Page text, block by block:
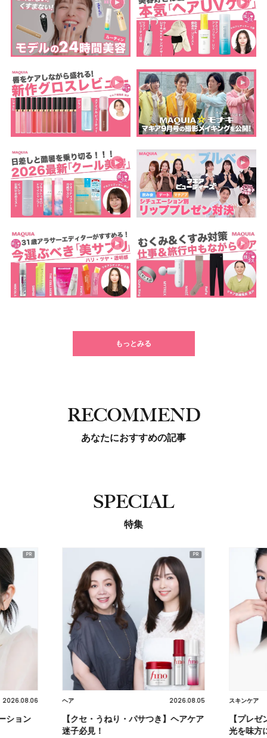
もっとみる
RECOMMEND
あなたにおすすめの記事
SPECIAL
特集
2026.08.06
ション
ヘア 2026.08.05
【クセ・うねり・パサつき】ヘアケア
迷子必見！
スキンケア
【プレ
光を味方